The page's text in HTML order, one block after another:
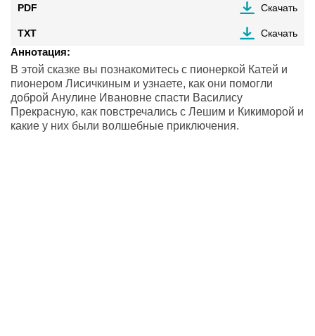
PDF Скачать
TXT Скачать
Аннотация:
В этой сказке вы познакомитесь с пионеркой Катей и
пионером Лисичкиным и узнаете, как они помогли
доброй Анулине Ивановне спасти Василису
Прекрасную, как повстречались с Лешим и Кикиморой и
какие у них были волшебные приключения.